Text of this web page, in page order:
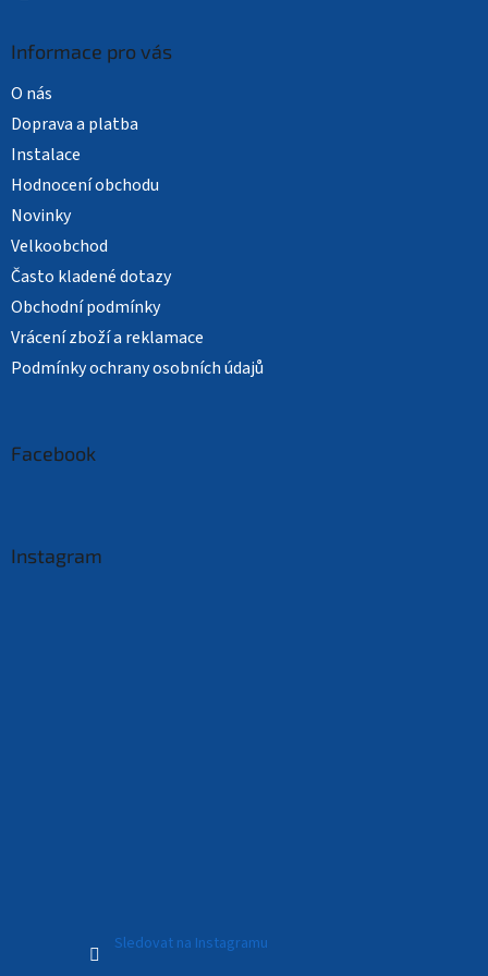
Informace pro vás
O nás
Doprava a platba
Instalace
Hodnocení obchodu
Novinky
Velkoobchod
Často kladené dotazy
Obchodní podmínky
Vrácení zboží a reklamace
Podmínky ochrany osobních údajů
Facebook
Instagram
Sledovat na Instagramu